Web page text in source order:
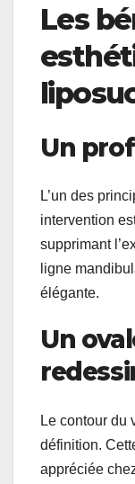
Les
Un
L’un des
intervention
supprimant
ligne
élégante.
Un
Le contour du
définition.
appréciée